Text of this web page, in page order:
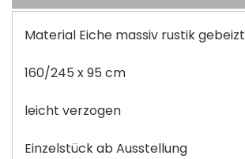
Material Eiche massiv rustik gebeizt
160/245 x 95 cm
leicht verzogen
Einzelstück ab Ausstellung